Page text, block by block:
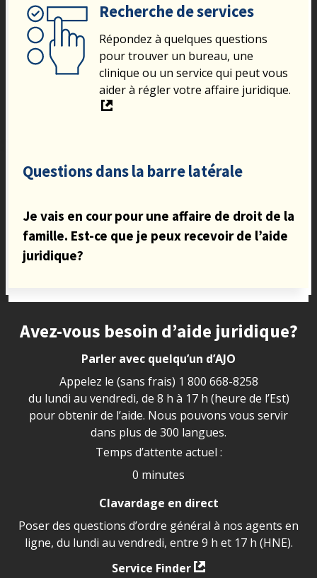
Recherche de services
Répondez à quelques questions
pour trouver un bureau, une
clinique ou un service qui peut vous
aider à régler votre affaire juridique.
Questions dans la barre latérale
Je vais en cour pour une affaire de droit de la
famille. Est-ce que je peux recevoir de l’aide
juridique?
Site footer
Avez-vous besoin d’aide juridique?
Parler avec quelqu’un d’AJO
Appelez le (sans frais) 1 800 668-8258
du lundi au vendredi, de 8 h à 17 h (heure de l’Est)
pour obtenir de l’aide. Nous pouvons vous servir
dans plus de 300 langues.
Temps d’attente actuel :
0 minutes
Clavardage en direct
Poser des questions d’ordre général à nos agents en
ligne, du lundi au vendredi, entre 9 h et 17 h (HNE).
Service Finder